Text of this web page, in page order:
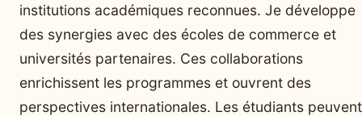
institutions académiques reconnues. Je développe
des synergies avec des écoles de commerce et
universités partenaires. Ces collaborations
enrichissent les programmes et ouvrent des
perspectives internationales. Les étudiants peuvent